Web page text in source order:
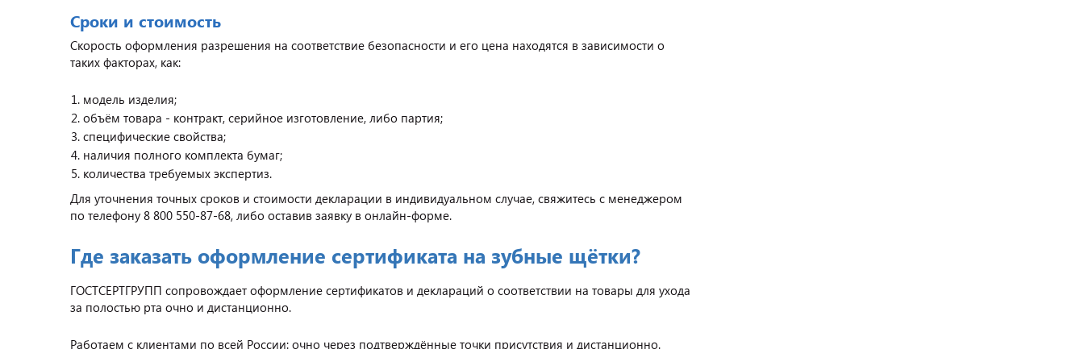
Сроки и стоимость
Скорость оформления разрешения на соответствие безопасности и его цена находятся в зависимости о
таких факторах, как:
модель изделия;
объём товара - контракт, серийное изготовление, либо партия;
специфические свойства;
наличия полного комплекта бумаг;
количества требуемых экспертиз.
Для уточнения точных сроков и стоимости декларации в индивидуальном случае, свяжитесь с менеджером
по телефону 8 800 550-87-68, либо оставив заявку в онлайн-форме.
Где заказать оформление сертификата на зубные щётки?
ГОСТСЕРТГРУПП сопровождает оформление сертификатов и деклараций о соответствии на товары для ухода
за полостью рта очно и дистанционно.
Работаем с клиентами по всей России: очно через подтверждённые точки присутствия и дистанционно.